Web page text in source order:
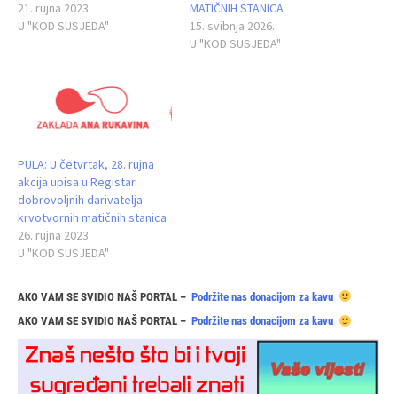
21. rujna 2023.
U "KOD SUSJEDA"
MATIČNIH STANICA
15. svibnja 2026.
U "KOD SUSJEDA"
PULA: U četvrtak, 28. rujna
akcija upisa u Registar
dobrovoljnih darivatelja
krvotvornih matičnih stanica
26. rujna 2023.
U "KOD SUSJEDA"
AKO VAM SE SVIDIO NAŠ PORTAL – Podržite nas donacijom za kavu
AKO VAM SE SVIDIO NAŠ PORTAL – Podržite nas donacijom za kavu